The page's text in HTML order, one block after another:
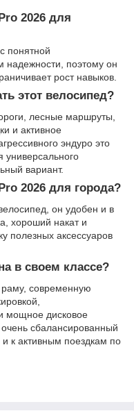
2026 для
понятной
надежности, поэтому он
рост навыков.
этот велосипед?
лесные маршруты,
и активное
эндуро это
универсального
вариант.
2026 для города?
он удобен и в
хороший накат и
полезных аксессуаров
в своем классе?
современную
мощное дисковое
сбалансированный
к активным поездкам по